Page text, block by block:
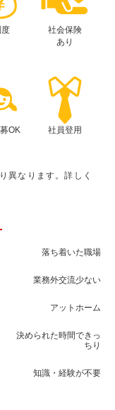
社会保険
あり
OK 社員登用
異なります。詳しく
落ち着いた職場
業務外交流少ない
アットホーム
決められた時間できっ
ちり
知識・経験が不要